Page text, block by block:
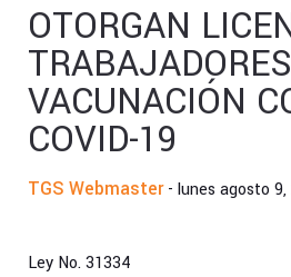
OTORGAN
VACUNACIÓN
COVID-19
TGS Webmaster- lunes agosto 9,
Ley No. 31334